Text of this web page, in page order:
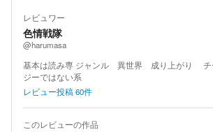
レビュワー
色情戦隊
@harumasa
基本は読み専 ジャンル 異世界 成り上がり チ
ジーではない系
レビュー投稿60件
このレビューの作品